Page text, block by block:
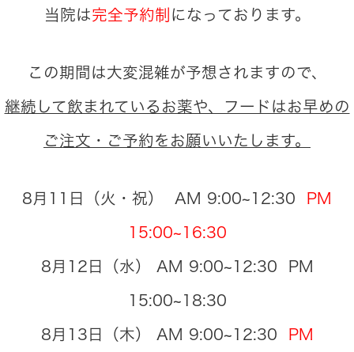
当院は完全予約制 になっております。
この期間は大変混雑が予想されますので、
継続して飲まれているお薬や、フードはお早めの
ご注文・ご予約をお願いいたします。
8月11日（火・祝） AM 9:00~12:30 PM
15:00~16:30
8月12日（水） AM 9:00~12:30 PM
15:00~18:30
8月13日（木） AM 9:00~12:30 PM